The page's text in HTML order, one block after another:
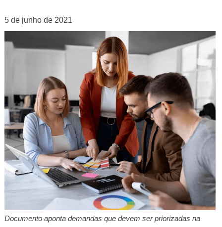
5 de junho de 2021
Documento aponta demandas que devem ser priorizadas na